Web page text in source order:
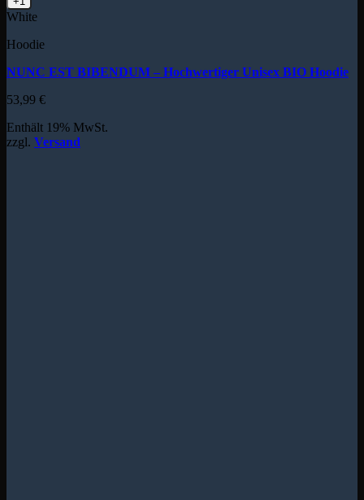
White
Hoodie
NUNC EST BIBENDUM – Hochwertiger Unisex BIO Hoodie
53,99 €
Enthält 19% MwSt.
zzgl. Versand